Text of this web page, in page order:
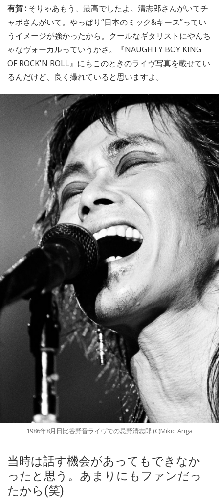
有賀 : そりゃあもう、最高でしたよ。清志郎さんがいてチ
ャボさんがいて。やっぱり“日本のミック&キース”ってい
うイメージが強かったから。クールなギタリストにやんち
ゃなヴォーカルっていうかさ。『NAUGHTY BOY KING
OF ROCK'N ROLL』にもこのときのライヴ写真を載せてい
るんだけど、良く撮れていると思いますよ。
1986年8月日比谷野音ライヴでの忌野清志郎 (C)Mikio Ariga
当時は話す機会があってもできなか
ったと思う。あまりにもファンだっ
たから(笑)